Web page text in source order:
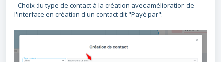
- Choix du type de contact à la création avec amélioration de
l'interface en création d'un contact dit "Payé par":